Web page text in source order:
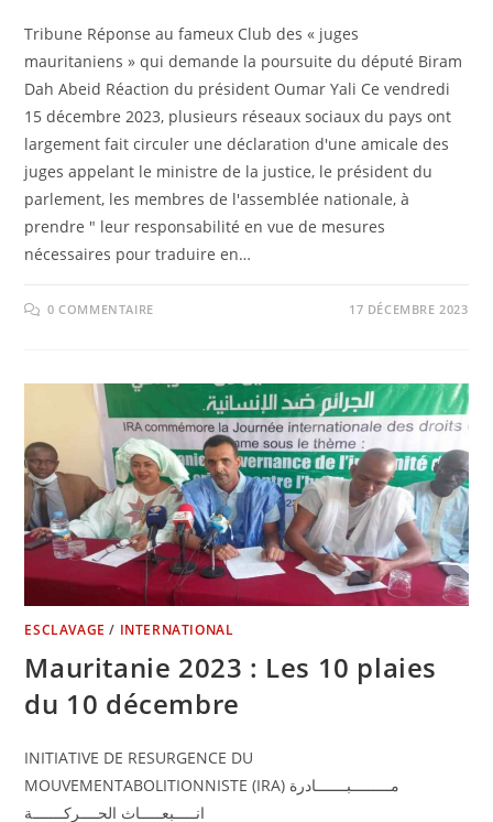
Tribune Réponse au fameux Club des « juges
mauritaniens » qui demande la poursuite du député Biram
Dah Abeid Réaction du président Oumar Yali Ce vendredi
15 décembre 2023, plusieurs réseaux sociaux du pays ont
largement fait circuler une déclaration d'une amicale des
juges appelant le ministre de la justice, le président du
parlement, les membres de l'assemblée nationale, à
prendre " leur responsabilité en vue de mesures
nécessaires pour traduire en…
0 COMMENTAIRE 17 DÉCEMBRE 2023
ESCLAVAGE / INTERNATIONAL
Mauritanie 2023 : Les 10 plaies
du 10 décembre
INITIATIVE DE RESURGENCE DU
MOUVEMENTABOLITIONNISTE (IRA) مـــــــــبـــــــادرة
انـــــبعـــــاث الحــــركـــــــة